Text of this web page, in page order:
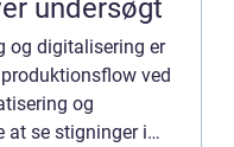
undersøgt
og digitalisering er
ved
og
at se stigninger i